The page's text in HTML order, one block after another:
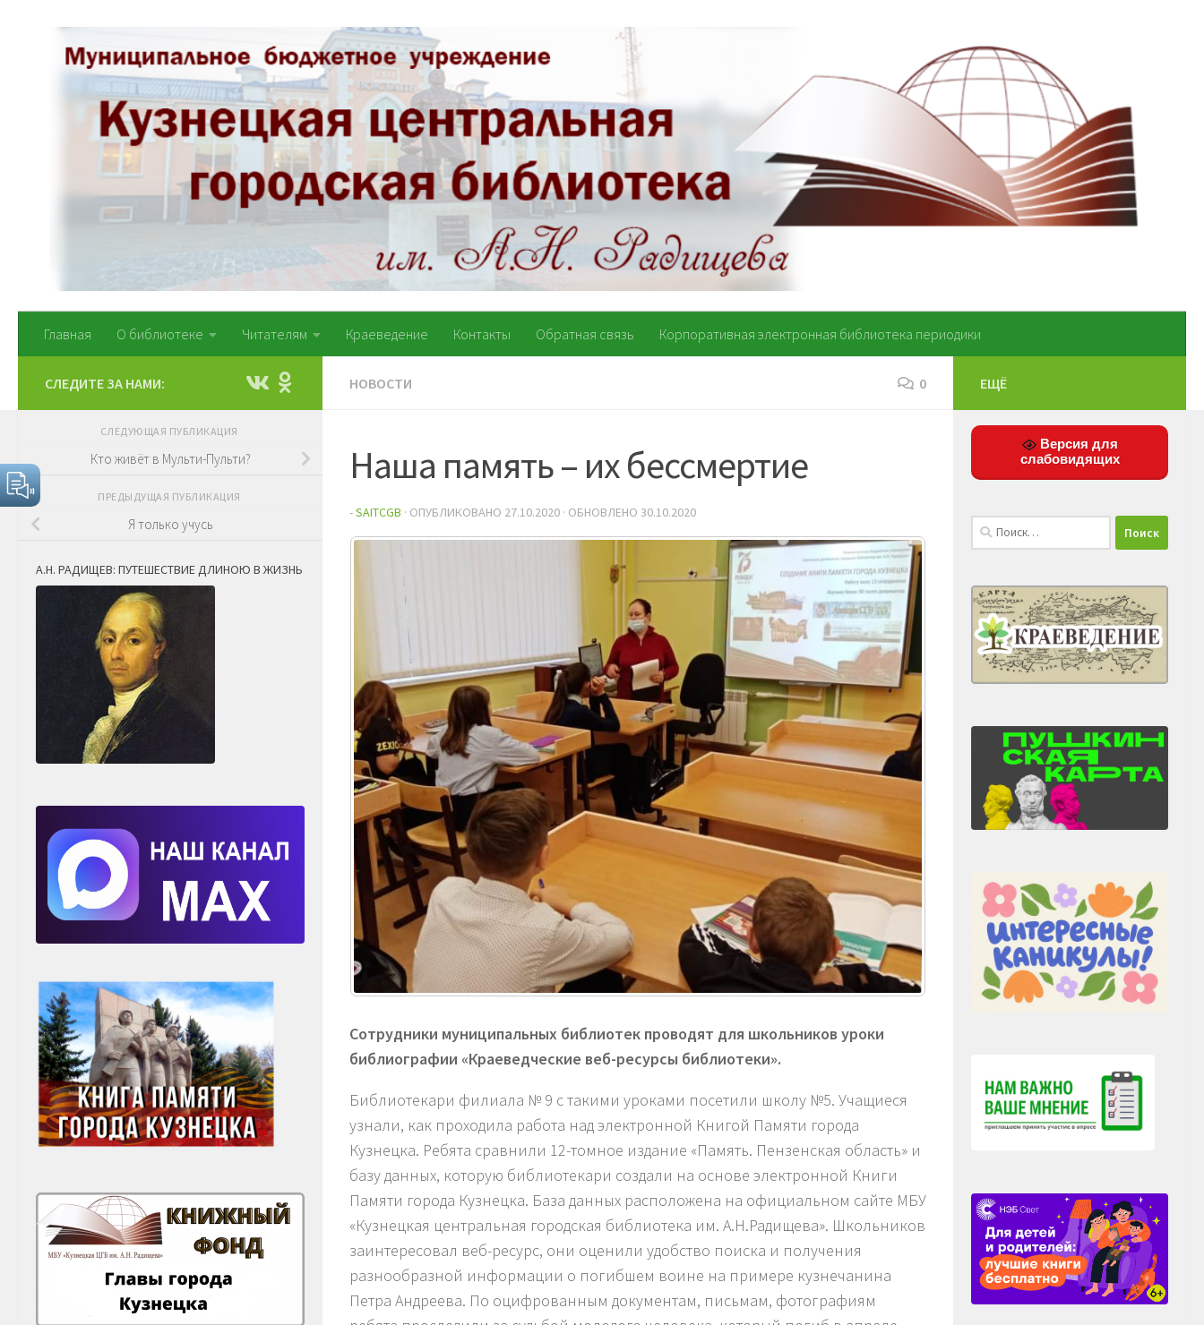
Перейти к содержимому
Главная О библиотеке Читателям Краеведение Контакты Обратная связь Корпоративная электронная библиотека периодики
НОВОСТИ 0
Наша память – их бессмертие
-SAITCGB · ОПУБЛИКОВАНО 27.10.2020 · ОБНОВЛЕНО 30.10.2020
Сотрудники муниципальных библиотек проводят для школьников уроки
библиографии «Краеведческие веб-ресурсы библиотеки».
Библиотекари филиала № 9 с такими уроками посетили школу №5. Учащиеся
узнали, как проходила работа над электронной Книгой Памяти города
Кузнецка. Ребята сравнили 12-томное издание «Память. Пензенская область» и
базу данных, которую библиотекари создали на основе электронной Книги
Памяти города Кузнецка. База данных расположена на официальном сайте МБУ
«Кузнецкая центральная городская библиотека им. А.Н.Радищева». Школьников
заинтересовал веб-ресурс, они оценили удобство поиска и получения
разнообразной информации о погибшем воине на примере кузнечанина
Петра Андреева. По оцифрованным документам, письмам, фотографиям
СЛЕДИТЕ ЗА НАМИ:
СЛЕДУЮЩАЯ ПУБЛИКАЦИЯ
Кто живёт в Мульти-Пульти?
ПРЕДЫДУЩАЯ ПУБЛИКАЦИЯ
Я только учусь
А.Н. РАДИЩЕВ: ПУТЕШЕСТВИЕ ДЛИНОЮ В ЖИЗНЬ
ЕЩЁ
Версия для
слабовидящих
Найти: